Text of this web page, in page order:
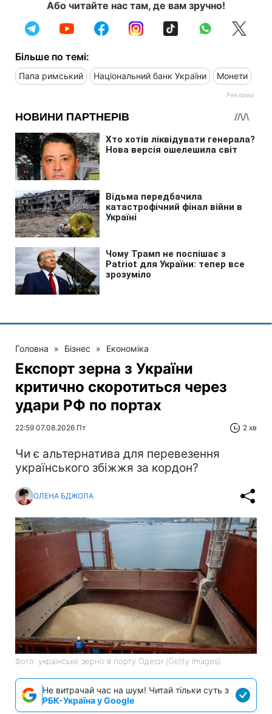
Або читайте нас там, де вам зручно!
Більше по темі:
Папа римський Національний банк України Монети
Головна » Бізнес » Економіка
Експорт зерна з України
критично скоротиться через
удари РФ по портах
22:59 07.08.2026 Пт 2 хв
Чи є альтернатива для перевезення
українського збіжжя за кордон?
ОЛЕНА БДЖОЛА
Фото: українське зерно в порту Одеси (Getty Images)
Не витрачай час на шум! Читай тільки суть з
РБК-Україна у Google